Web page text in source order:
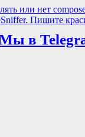
или нет
Пишите
в